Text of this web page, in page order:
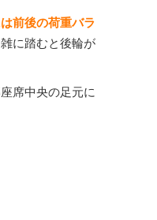
前後の荷重バラ
に踏むと後輪が
席中央の足元に